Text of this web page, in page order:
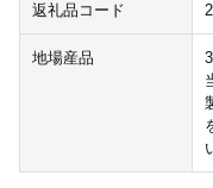
返礼品コード
地場産品